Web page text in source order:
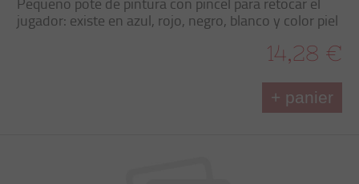
jugador: existe en azul, rojo, negro, blanco y color piel
14,28 €
+ panier